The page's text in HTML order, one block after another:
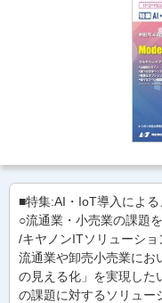
■特集:AI・IoT導入によ
○流通業・小売業の課題
/キヤノンITソリューシ
流通業や卸売小売業にお
の見える化」を実現した
の課題に対するソリュー